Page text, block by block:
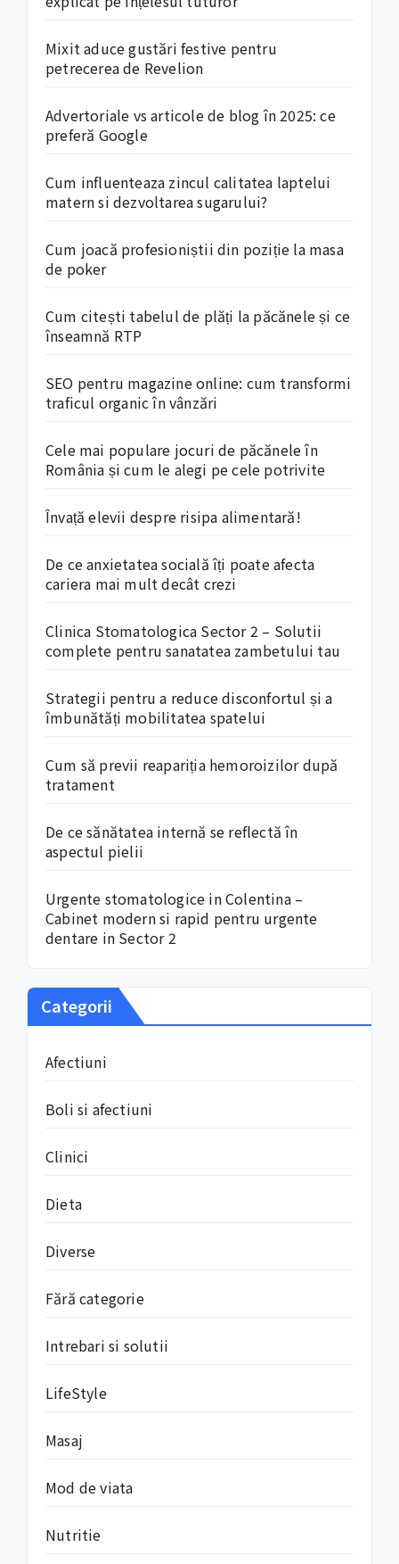
Mixit aduce gustări festive pentru
petrecerea de Revelion
Advertoriale vs articole de blog în 2025: ce
preferă Google
Cum influenteaza zincul calitatea laptelui
matern si dezvoltarea sugarului?
Cum joacă profesioniștii din poziție la masa
de poker
Cum citești tabelul de plăți la păcănele și ce
înseamnă RTP
SEO pentru magazine online: cum transformi
traficul organic în vânzări
Cele mai populare jocuri de păcănele în
România și cum le alegi pe cele potrivite
Învață elevii despre risipa alimentară!
De ce anxietatea socială îți poate afecta
cariera mai mult decât crezi
Clinica Stomatologica Sector 2 – Solutii
complete pentru sanatatea zambetului tau
Strategii pentru a reduce disconfortul și a
îmbunătăți mobilitatea spatelui
Cum să previi reapariția hemoroizilor după
tratament
De ce sănătatea internă se reflectă în
aspectul pielii
Urgente stomatologice in Colentina –
Cabinet modern si rapid pentru urgente
dentare in Sector 2
Categorii
Afectiuni
Boli si afectiuni
Clinici
Dieta
Diverse
Fără categorie
Intrebari si solutii
LifeStyle
Masaj
Mod de viata
Nutritie